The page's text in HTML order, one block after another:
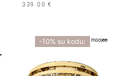
339.00 €
-10% su kodu: